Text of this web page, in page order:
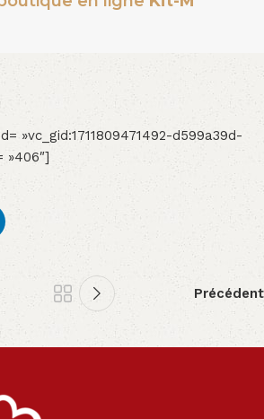
»vc_gid:1711809471492-d599a39d-
»406″]
Précédent